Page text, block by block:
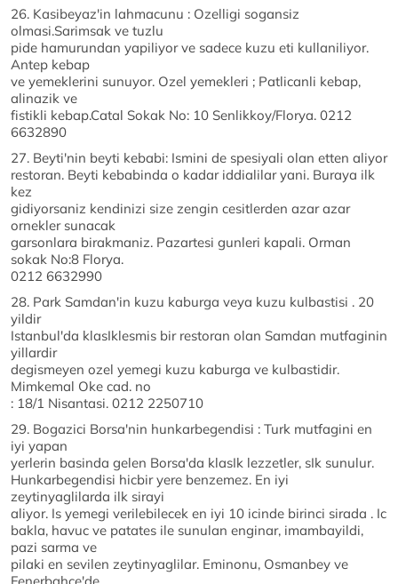
26. Kasibeyaz'in lahmacunu : Ozelligi sogansiz
olmasi.Sarimsak ve tuzlu
pide hamurundan yapiliyor ve sadece kuzu eti kullaniliyor.
Antep kebap
ve yemeklerini sunuyor. Ozel yemekleri ; Patlicanli kebap,
alinazik ve
fistikli kebap.Catal Sokak No: 10 Senlikkoy/Florya. 0212
6632890
27. Beyti'nin beyti kebabi: Ismini de spesiyali olan etten aliyor
restoran. Beyti kebabinda o kadar iddialilar yani. Buraya ilk
kez
gidiyorsaniz kendinizi size zengin cesitlerden azar azar
ornekler sunacak
garsonlara birakmaniz. Pazartesi gunleri kapali. Orman
sokak No:8 Florya.
0212 6632990
28. Park Samdan'in kuzu kaburga veya kuzu kulbastisi . 20
yildir
Istanbul'da klasIklesmis bir restoran olan Samdan mutfaginin
yillardir
degismeyen ozel yemegi kuzu kaburga ve kulbastidir.
Mimkemal Oke cad. no
: 18/1 Nisantasi. 0212 2250710
29. Bogazici Borsa'nin hunkarbegendisi : Turk mutfagini en
iyi yapan
yerlerin basinda gelen Borsa'da klasIk lezzetler, sIk sunulur.
Hunkarbegendisi hicbir yere benzemez. En iyi
zeytinyaglilarda ilk sirayi
aliyor. Is yemegi verilebilecek en iyi 10 icinde birinci sirada . Ic
bakla, havuc ve patates ile sunulan enginar, imambayildi,
pazi sarma ve
pilaki en sevilen zeytinyaglilar. Eminonu, Osmanbey ve